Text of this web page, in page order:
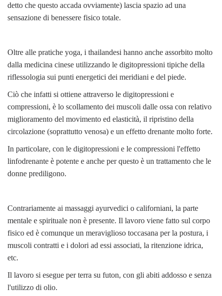
detto che questo accada ovviamente) lascia spazio ad una
sensazione di benessere fisico totale.
Oltre alle pratiche yoga, i thailandesi hanno anche assorbito molto
dalla medicina cinese utilizzando le digitopressioni tipiche della
riflessologia sui punti energetici dei meridiani e del piede.
Ciò che infatti si ottiene attraverso le digitopressioni e
compressioni, è lo scollamento dei muscoli dalle ossa con relativo
miglioramento del movimento ed elasticità, il ripristino della
circolazione (soprattutto venosa) e un effetto drenante molto forte.
In particolare, con le digitopressioni e le compressioni l'effetto
linfodrenante è potente e anche per questo è un trattamento che le
donne prediligono.
Contrariamente ai massaggi ayurvedici o californiani, la parte
mentale e spirituale non è presente. Il lavoro viene fatto sul corpo
fisico ed è comunque un meraviglioso toccasana per la postura, i
muscoli contratti e i dolori ad essi associati, la ritenzione idrica,
etc.
Il lavoro si esegue per terra su futon, con gli abiti addosso e senza
l'utilizzo di olio.